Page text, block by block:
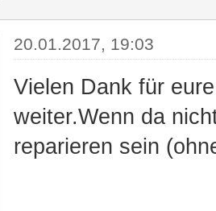
20.01.2017, 19:03
Vielen Dank für
weiter.Wenn da
reparieren sein